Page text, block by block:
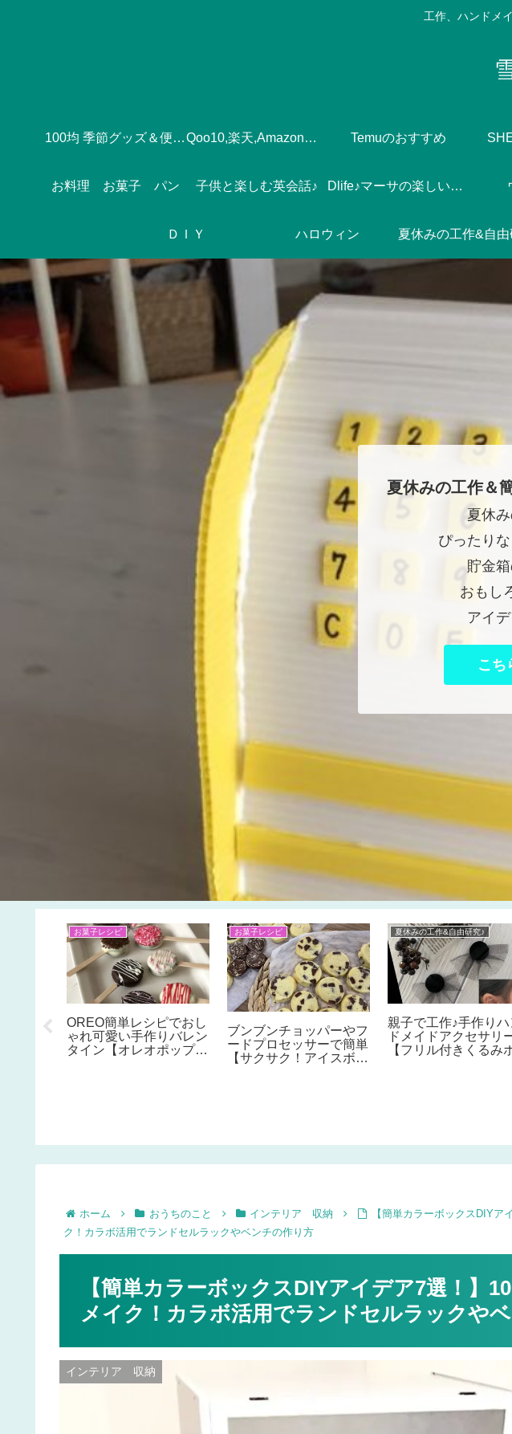
工作、ハンドメ
100均 季節グッズ＆便利グッズ Qoo10,楽天,Amazonのおすすめ♪ Temuのおすすめ
お料理 お菓子 パン 子供と楽しむ英会話♪ Dlife♪マーサの楽しい焼き菓子づくり
ＤＩＹ ハロウィン
夏休みの工作＆
夏休
ぴったり
貯金
おもし
アイ
こち
100均 季節グッズ＆便利グッズ
100均セリア【フリマ出
品時のおしゃれで素敵な
梱包配送に便利なグッ
夏休みの工作&自由研究♪
シーグラス工作【ウイン
ドウチャイムの作り方】
子供と作ろう♪夏休みの
ＤＩＹ
【カフェ板でキッチ
板DIY】カフェ板のサ
ズは？アイアン脚を
ホーム おうちのこと インテリア 収納
【簡単カラーボックスDIYア
ク！カラボ活用でランドセルラックやベンチの作り方
【簡単カラーボックスDIYアイデア7選！】
メイク！カラボ活用でランドセルラックや
インテリア 収納